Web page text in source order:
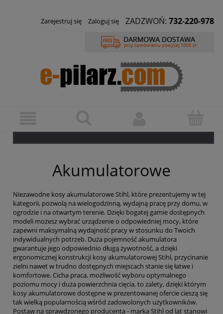
Zarejestruj się Zaloguj się ZADZWOŃ: 732-220-978
Akumulatorowe
Niezawodne kosy akumulatorowe Stihl, które prezentujemy w tej
kategorii, pozwolą na wielogodzinną, wydajną pracę przy domu, w
ogrodzie i na otwartym terenie. Dzięki bogatej gamie dostępnych
modeli możesz wybrać urządzenie o odpowiedniej mocy, które
zapewni maksymalną wydajność pracy w stosunku do Twoich
indywidualnych potrzeb. Duża pojemność akumulatora
gwarantuje jego odpowiednio długą żywotność, a dzięki
ergonomicznej konstrukcji kosy akumulatorowej Stihl, przycinanie
zielni nawet w trudno dostępnych miejscach stanie się łatwe i
komfortowe. Cicha praca, możliwość wyboru optymalnego
poziomu mocy i duża powierzchnia cięcia, to zalety, dzięki którym
kosy akumulatorowe dostępne w prezentowanej ofercie cieszą się
tak wielką popularnością wśród zadowolonych użytkowników.
Postaw na sprawdzonego producenta - marka Stihl od lat stanowi